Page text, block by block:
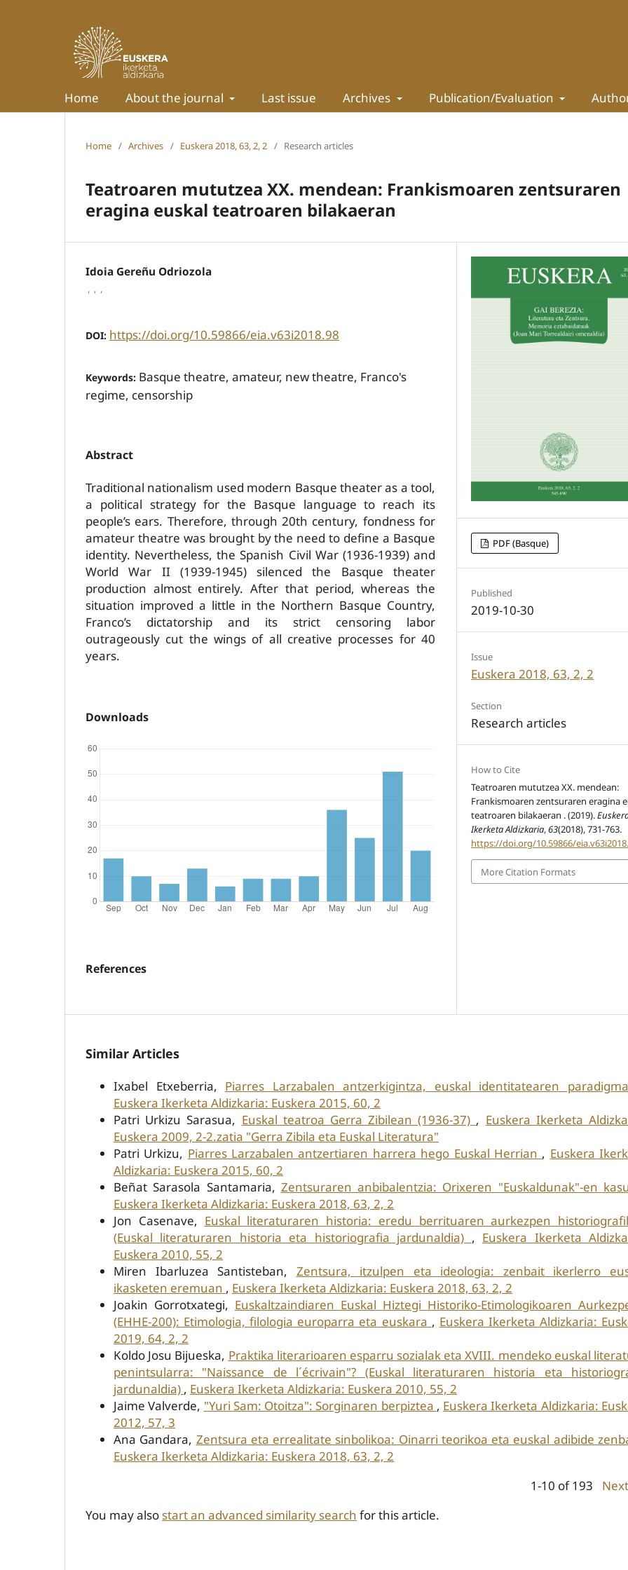
Home About the journal Last issue Archives Publication/Evaluation
Home / Archives / Euskera 2018, 63, 2, 2 / Research articles
Teatroaren mututzea XX. mendean: Frankismoaren zentsuraren
eragina euskal teatroaren bilakaeran
Idoia Gereñu Odriozola
, , ,
DOI: https://doi.org/10.59866/eia.v63i2018.98
Keywords: Basque theatre, amateur, new theatre, Franco's
regime, censorship
Abstract
Traditional nationalism used modern Basque theater as a tool,
a political strategy for the Basque language to reach its
people’s ears. Therefore, through 20th century, fondness for
amateur theatre was brought by the need to define a Basque
identity. Nevertheless, the Spanish Civil War (1936-1939) and
World War II (1939-1945) silenced the Basque theater
production almost entirely. After that period, whereas the
situation improved a little in the Northern Basque Country,
Franco’s dictatorship and its strict censoring labor
outrageously cut the wings of all creative processes for 40
years.
Downloads
References
PDF (Basque)
Published
2019-10-30
Issue
Euskera 2018, 63, 2, 2
Section
Research articles
How to Cite
Teatroaren mututzea XX. mendean:
Frankismoaren zentsuraren eragina
teatroaren bilakaeran . (2019).
Ikerketa Aldizkaria,63(2018), 731-763.
https://doi.org/10.59866/
More Citation Formats
Similar Articles
Ixabel Etxeberria, Piarres Larzabalen antzerkigintza, euskal identitatearen
Euskera Ikerketa Aldizkaria: Euskera 2015, 60, 2
Patri Urkizu Sarasua, Euskal teatroa Gerra Zibilean (1936-37) , Euskera Ikerketa
Euskera 2009, 2-2.zatia "Gerra Zibila eta Euskal Literatura"
Patri Urkizu, Piarres Larzabalen antzertiaren harrera hego Euskal Herrian , Euskera
Aldizkaria: Euskera 2015, 60, 2
Beñat Sarasola Santamaria, Zentsuraren anbibalentzia: Orixeren "Euskaldunak"-en
Euskera Ikerketa Aldizkaria: Euskera 2018, 63, 2, 2
Jon Casenave, Euskal literaturaren historia: eredu berrituaren aurkezpen
(Euskal literaturaren historia eta historiografia jardunaldia) , Euskera Ikerketa
Euskera 2010, 55, 2
Miren Ibarluzea Santisteban, Zentsura, itzulpen eta ideologia: zenbait ikerlerro
ikasketen eremuan , Euskera Ikerketa Aldizkaria: Euskera 2018, 63, 2, 2
Joakin Gorrotxategi, Euskaltzaindiaren Euskal Hiztegi Historiko-Etimologikoaren
(EHHE-200): Etimologia, filologia europarra eta euskara , Euskera Ikerketa Aldizkaria:
2019, 64, 2, 2
Koldo Josu Bijueska, Praktika literarioaren esparru sozialak eta XVIII. mendeko euskal
penintsularra: "Naissance de l´écrivain"? (Euskal literaturaren historia eta
jardunaldia) , Euskera Ikerketa Aldizkaria: Euskera 2010, 55, 2
Jaime Valverde, "Yuri Sam: Otoitza": Sorginaren berpiztea , Euskera Ikerketa Aldizkaria:
2012, 57, 3
Ana Gandara, Zentsura eta errealitate sinbolikoa: Oinarri teorikoa eta euskal adibide
Euskera Ikerketa Aldizkaria: Euskera 2018, 63, 2, 2
1-10 of 193
Next
You may also start an advanced similarity search for this article.